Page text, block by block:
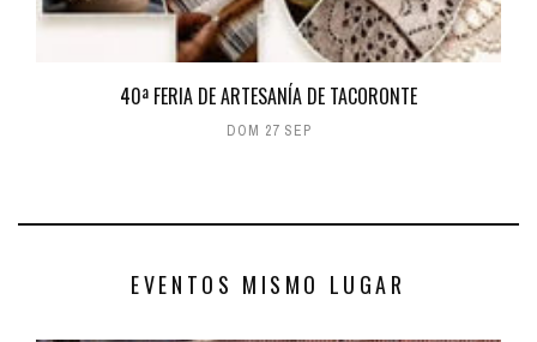
40ª FERIA DE ARTESANÍA DE TACORONTE
DOM 27 SEP
EVENTOS MISMO LUGAR